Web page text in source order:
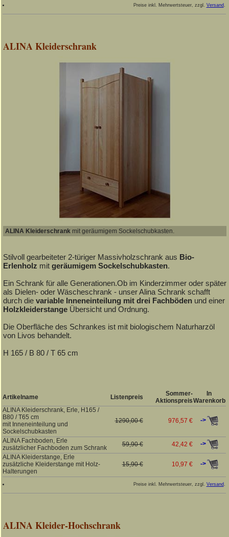
Preise inkl. Mehrwertsteuer, zzgl. Versand
ALINA Kleiderschrank
ALINA Kleiderschrank mit geräumigem Sockelschubkasten.
Stilvoll gearbeiteter 2-türiger Massivholzschrank aus Bio-
Erlenholz mit geräumigem Sockelschubkasten.
Ein Schrank für alle Generationen.Ob im Kinderzimmer oder später
als Dielen- oder Wäscheschrank - unser Alina Schrank schafft
durch die variable Inneneinteilung mit drei Fachbödenund einer
HolzkleiderstangeÜbersicht und Ordnung.
Die Oberfläche des Schrankes ist mit biologischem Naturharzöl
von Livos behandelt.
H 165 / B 80 / T 65 cm
Artikelname Listenpreis
Sommer-
Aktionspreis
In
Warenkorb
ALINA Kleiderschrank, Erle, H165 /
B80 / T65 cm
mit Inneneinteilung und
Sockelschubkasten
1290,00 € 976,57 € ->
ALINA Fachboden, Erle
zusätzlicher Fachboden zum Schrank
59,90 € 42,42 €
->
ALINA Kleiderstange, Erle
zusätzliche Kleiderstange mit Holz-
Halterungen
15,90 € 10,97 € ->
Preise inkl. Mehrwertsteuer, zzgl. Versand.
ALINA Kleider-Hochschrank